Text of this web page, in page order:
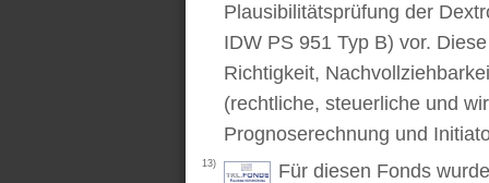
Plausibilitätsprüfung der
IDW PS 951 Typ B) vor.
Richtigkeit,
(rechtliche, steuerliche und
Prognoserechnung und
13)
Für diesen Fonds